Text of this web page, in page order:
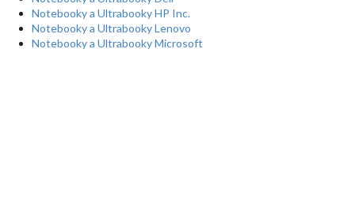
Notebooky a Ultrabooky HP Inc.
Notebooky a Ultrabooky Lenovo
Notebooky a Ultrabooky Microsoft